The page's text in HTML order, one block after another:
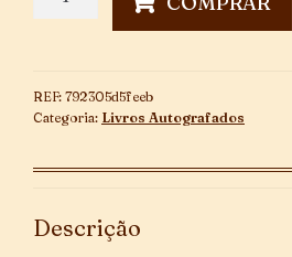
quantidade
REF: 792305d5feeb
Categoria: Livros Autografados
Descrição